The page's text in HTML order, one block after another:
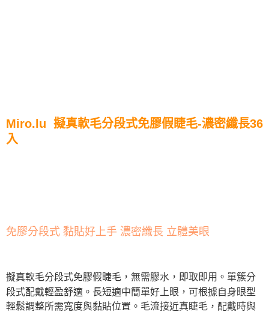
Miro.lu 擬真軟毛分段式免膠假睫毛-濃密纖長36
入
免膠分段式 黏貼好上手 濃密纖長 立體美眼
擬真軟毛分段式免膠假睫毛，無需膠水，即取即用。單簇分
段式配戴輕盈舒適。長短適中簡單好上眼，可根據自身眼型
輕鬆調整所需寬度與黏貼位置。毛流接近真睫毛，配戴時與